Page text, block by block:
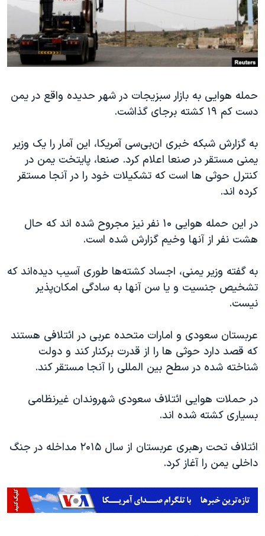
فرهنگ و زندگی
حقوق شهروندی
اقتصادی
اسرائیل در جنگ
گالری عکس
آرشیو پخش زنده
مستندها
انتخابات ریاست جمهوری آمریکا ۲۰۲۴
حمله جمهوری اسلامی به اسرائیل
ورزش زنان در ایران
اعتراضات زن، زندگی، آزادی
مجموعه مستندهای دادخواهی
تریبونال مردمی آبان ۹۸
دادگاه حمید نوری
قانون شفافیت دارائی کادر رهبری ایران
اعتراضات مردمی آبان ۹۸
اسرائیل در جنگ
نرگس محمدی برنده جایزه نوبل صلح
همایش محافظه‌کاران آمریکا «سی‌پک»
صفحه‌های ویژه
سفر پرزیدنت ترامپ به چین
دنبال کنید
زبانهای مختلف
حمله هوایی به بازار سبزیجات در شهر حدیده واقع در یمن
دست کم ۱۹ کشته برجای گذاشت.
به گزارش شبکه خبری ان‌بی‌سی آمریکا، این آمار را یک وزیر
یمنی مستقر در صنعا اعلام کرد. صنعا، پایتخت یمن در
کنترل حوثی ها است که تشکیلات خود را در آنجا مستقر
کرده اند.
در این حمله هوایی ۱۰ نفر نیز مجروح شده اند که حال
هشت نفر از آنها وخیم گزارش شده است.
به گفته وزیر یمنی، اجساد کشته‌ها طوری آسیب دیده‌اند که
تشخیص جنسیت و یا سن آنها به سادگی امکان‌پذیر
نیست.
عربستان سعودی و امارات متحده عربی در ائتلافی هستند
که قصد دارد حوثی ها را از قدرت برکنار کند و دولت
شناخته شده در سطح بین المللی را آنجا مستقر کند.
در حملات هوایی ائتلاف سعودی شهروندان غیرنظامی
بسیاری کشته شده اند.
ائتلاف تحت رهبری عربستان از سال ۲۰۱۵ مداخله در جنگ
داخلی یمن را آغاز کرد.